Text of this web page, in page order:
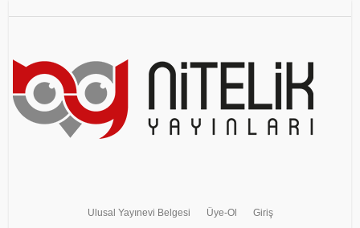
Ulusal Yayınevi Belgesi Üye-Ol Giriş